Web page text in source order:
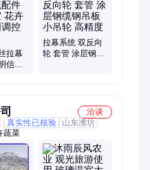
拉幕
信温
拉幕系统 双反向
轮 套管 涂层钢缆
洽谈
真实性已核验
山东潍坊
蔬菜